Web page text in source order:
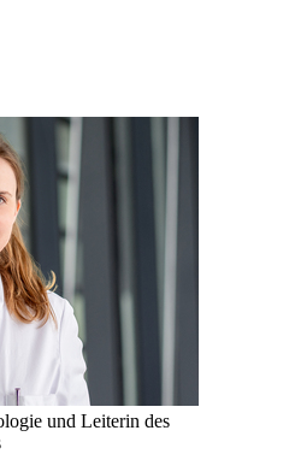
und Leiterin des